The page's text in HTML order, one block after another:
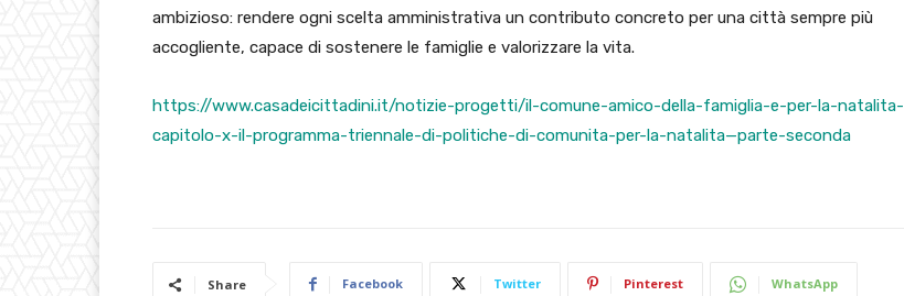
ambizioso: rendere ogni scelta amministrativa un contributo concreto per una città sempre più
accogliente, capace di sostenere le famiglie e valorizzare la vita.
https://www.casadeicittadini.it/notizie-progetti/il-comune-amico-della-famiglia-e-per-la-natalita-
capitolo-x-il-programma-triennale-di-politiche-di-comunita-per-la-natalita—parte-seconda
Share Facebook Twitter Pinterest WhatsApp